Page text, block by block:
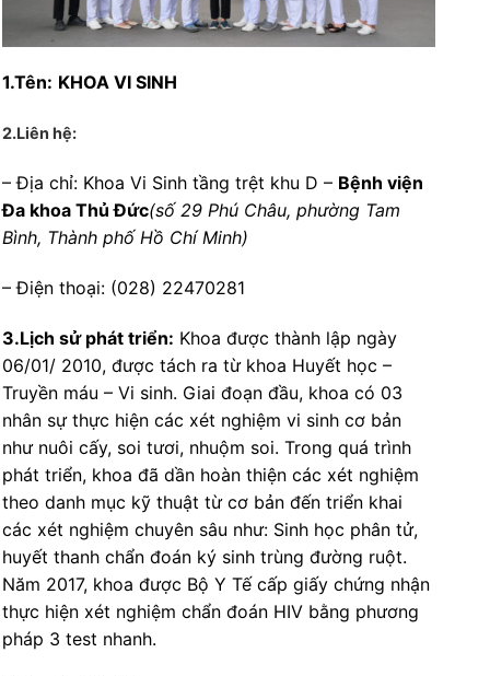
1.Tên: KHOA VI SINH
2.Liên hệ:
– Địa chỉ: Khoa Vi Sinh tầng trệt khu D – Bệnh viện
Đa khoa Thủ Đức(số 29 Phú Châu, phường Tam
Bình, Thành phố Hồ Chí Minh)
– Điện thoại: (028) 22470281
3.Lịch sử phát triển: Khoa được thành lập ngày
06/01/ 2010, được tách ra từ khoa Huyết học –
Truyền máu – Vi sinh. Giai đoạn đầu, khoa có 03
nhân sự thực hiện các xét nghiệm vi sinh cơ bản
như nuôi cấy, soi tươi, nhuộm soi. Trong quá trình
phát triển, khoa đã dần hoàn thiện các xét nghiệm
theo danh mục kỹ thuật từ cơ bản đến triển khai
các xét nghiệm chuyên sâu như: Sinh học phân tử,
huyết thanh chẩn đoán ký sinh trùng đường ruột.
Năm 2017, khoa được Bộ Y Tế cấp giấy chứng nhận
thực hiện xét nghiệm chẩn đoán HIV bằng phương
pháp 3 test nhanh.